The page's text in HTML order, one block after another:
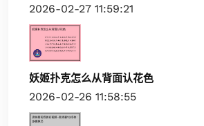
2026-02-27 11:59:21
妖姬扑克怎么从背面认花色
2026-02-26 11:58:55